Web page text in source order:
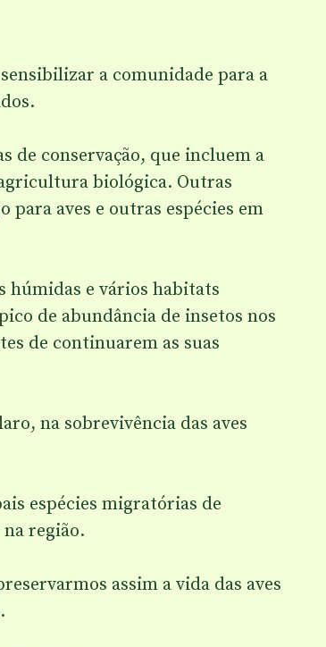
a comunidade para a
de conservação, que incluem a
biológica. Outras
aves e outras espécies em
húmidas e vários habitats
de abundância de insetos nos
de continuarem as suas
na sobrevivência das aves
espécies migratórias de
região.
assim a vida das aves